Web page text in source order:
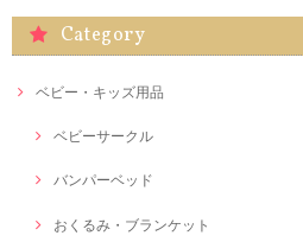
Category
ベビー・キッズ用品
ベビーサークル
バンパーベッド
おくるみ・ブランケット